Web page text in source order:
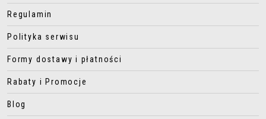
Regulamin
Polityka serwisu
Formy dostawy i płatności
Rabaty i Promocje
Blog